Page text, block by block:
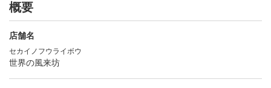
概要
店舗名
セカイノフウライボウ
世界の風来坊